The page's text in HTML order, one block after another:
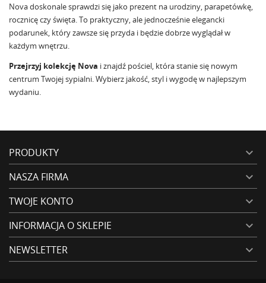
Nova doskonale sprawdzi się jako prezent na urodziny, parapetówkę,
rocznicę czy święta. To praktyczny, ale jednocześnie elegancki
podarunek, który zawsze się przyda i będzie dobrze wyglądał w
każdym wnętrzu.
Przejrzyj kolekcję Nova i znajdź pościel, która stanie się nowym
centrum Twojej sypialni. Wybierz jakość, styl i wygodę w najlepszym
wydaniu.
PRODUKTY 
NASZA FIRMA 
TWOJE KONTO 
INFORMACJA O SKLEPIE 
NEWSLETTER 